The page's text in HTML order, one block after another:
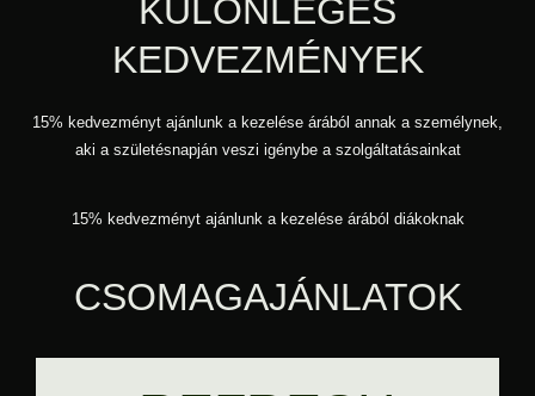
KÜLÖNLEGES
KEDVEZMÉNYEK
15% kedvezményt ajánlunk a kezelése árából annak a személynek,
aki a születésnapján veszi igénybe a szolgáltatásainkat
15% kedvezményt ajánlunk a kezelése árából diákoknak
CSOMAGAJÁNLATOK